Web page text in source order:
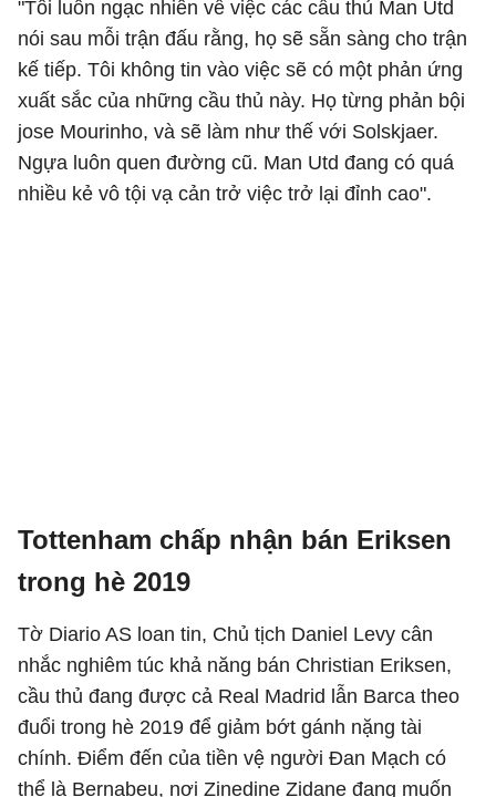
"Tôi luôn ngạc nhiên về việc các cầu thủ Man Utd
nói sau mỗi trận đấu rằng, họ sẽ sẵn sàng cho trận
kế tiếp. Tôi không tin vào việc sẽ có một phản ứng
xuất sắc của những cầu thủ này. Họ từng phản bội
jose Mourinho, và sẽ làm như thế với Solskjaer.
Ngựa luôn quen đường cũ. Man Utd đang có quá
nhiều kẻ vô tội vạ cản trở việc trở lại đỉnh cao".
Tottenham chấp nhận bán Eriksen
trong hè 2019
Tờ Diario AS loan tin, Chủ tịch Daniel Levy cân
nhắc nghiêm túc khả năng bán Christian Eriksen,
cầu thủ đang được cả Real Madrid lẫn Barca theo
đuổi trong hè 2019 để giảm bớt gánh nặng tài
chính. Điểm đến của tiền vệ người Đan Mạch có
thể là Bernabeu, nơi Zinedine Zidane đang muốn